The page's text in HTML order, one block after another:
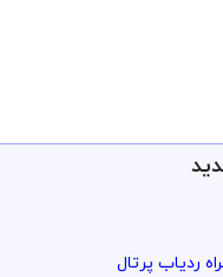
ردیاب پرتال